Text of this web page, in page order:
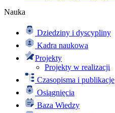
Nauka
Dziedziny i dyscypliny
Kadra naukowa
Projekty
Projekty w realizacji
Czasopisma i publikacje
Osiągnięcia
Baza Wiedzy